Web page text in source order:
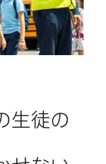
生徒の​